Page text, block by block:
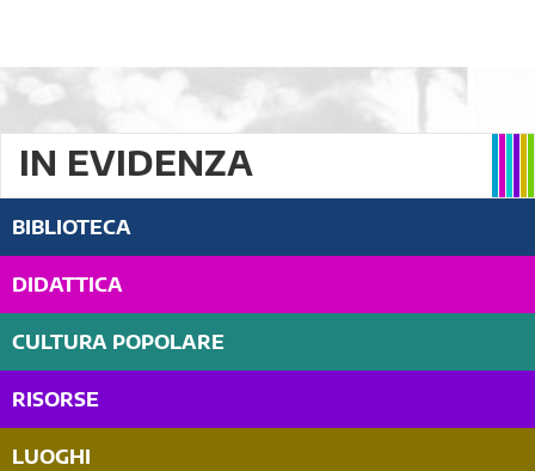
IN EVIDENZA
BIBLIOTECA
DIDATTICA
CULTURA POPOLARE
RISORSE
LUOGHI